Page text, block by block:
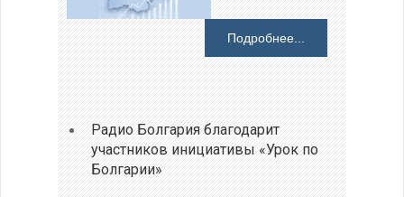
Подробнее...
Радио Болгария благодарит
участников инициативы «Урок по
Болгарии»